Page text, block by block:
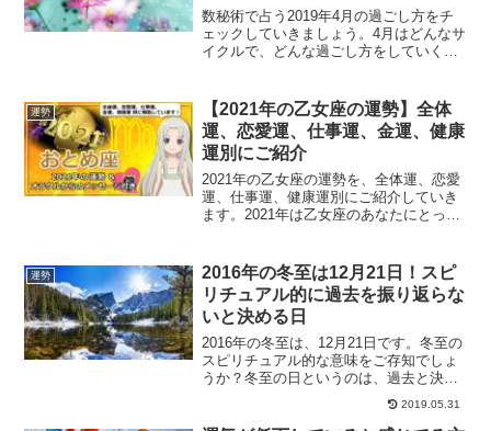
数秘術で占う2019年4月の過ごし方をチ
ェックしていきましょう。4月はどんなサ
イクルで、どんな過ごし方をしていくこ
ごし方とは？
運勢
【2021年の乙女座の運勢】全体
運、恋愛運、仕事運、金運、健康
運別にご紹介
2021年の乙女座の運勢を、全体運、恋愛
運、仕事運、健康運別にご紹介していき
ます。2021年は乙女座のあなたにとって
運勢
2016年の冬至は12月21日！スピ
リチュアル的に過去を振り返らな
いと決める日
2016年の冬至は、12月21日です。冬至の
スピリチュアル的な意味をご存知でしょ
うか？冬至の日というのは、過去と決別
する日でもあり、また色々とやるべきこ
とがある日でもあります。冬至の日にス
2019.05.31